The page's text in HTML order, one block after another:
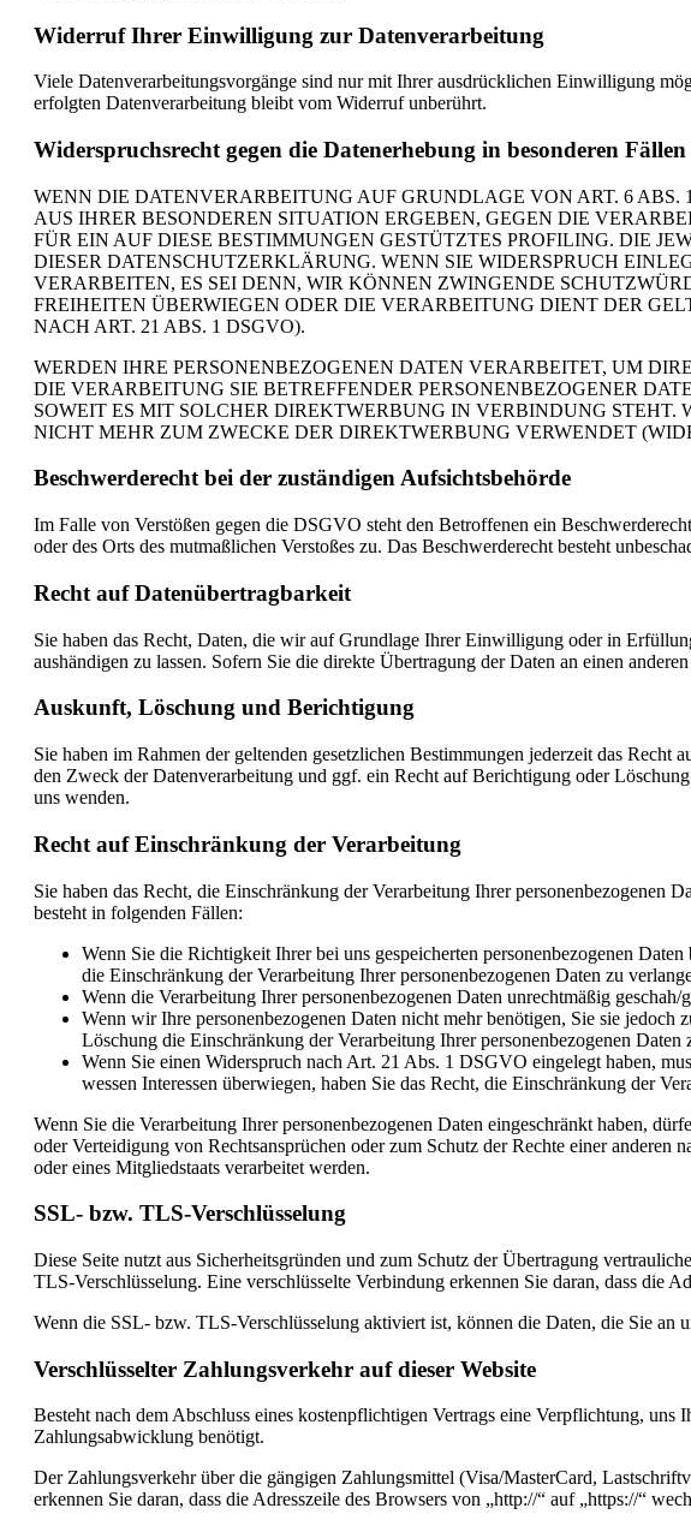
Widerruf Ihrer Einwilligung zur Datenverarbeitung
Viele Datenverarbeitungsvorgänge sind nur mit Ihrer ausdrücklichen Einwilligung
erfolgten Datenverarbeitung bleibt vom Widerruf unberührt.
Widerspruchsrecht gegen die Datenerhebung in besonderen
WENN DIE DATENVERARBEITUNG AUF GRUNDLAGE VON ART. 6 ABS.
AUS IHRER BESONDEREN SITUATION ERGEBEN, GEGEN DIE
FÜR EIN AUF DIESE BESTIMMUNGEN GESTÜTZTES PROFILING. DIE
DIESER DATENSCHUTZERKLÄRUNG. WENN SIE WIDERSPRUCH
VERARBEITEN, ES SEI DENN, WIR KÖNNEN ZWINGENDE
FREIHEITEN ÜBERWIEGEN ODER DIE VERARBEITUNG DIENT DER
NACH ART. 21 ABS. 1 DSGVO).
WERDEN IHRE PERSONENBEZOGENEN DATEN VERARBEITET, UM
DIE VERARBEITUNG SIE BETREFFENDER PERSONENBEZOGENER
SOWEIT ES MIT SOLCHER DIREKTWERBUNG IN VERBINDUNG STEHT.
NICHT MEHR ZUM ZWECKE DER DIREKTWERBUNG VERWENDET
Beschwerderecht bei der zuständigen Aufsichtsbehörde
Im Falle von Verstößen gegen die DSGVO steht den Betroffenen ein
oder des Orts des mutmaßlichen Verstoßes zu. Das Beschwerderecht besteht
Recht auf Datenübertragbarkeit
Sie haben das Recht, Daten, die wir auf Grundlage Ihrer Einwilligung oder in
aushändigen zu lassen. Sofern Sie die direkte Übertragung der Daten an einen
Auskunft, Löschung und Berichtigung
Sie haben im Rahmen der geltenden gesetzlichen Bestimmungen jederzeit das
den Zweck der Datenverarbeitung und ggf. ein Recht auf Berichtigung oder
uns wenden.
Recht auf Einschränkung der Verarbeitung
Sie haben das Recht, die Einschränkung der Verarbeitung Ihrer personenbezogenen
besteht in folgenden Fällen:
Wenn Sie die Richtigkeit Ihrer bei uns gespeicherten personenbezogenen
die Einschränkung der Verarbeitung Ihrer personenbezogenen Daten zu
Wenn die Verarbeitung Ihrer personenbezogenen Daten unrechtmäßig
Wenn wir Ihre personenbezogenen Daten nicht mehr benötigen, Sie sie
Löschung die Einschränkung der Verarbeitung Ihrer personenbezogenen Daten
Wenn Sie einen Widerspruch nach Art. 21 Abs. 1 DSGVO eingelegt haben,
wessen Interessen überwiegen, haben Sie das Recht, die Einschränkung der
Wenn Sie die Verarbeitung Ihrer personenbezogenen Daten eingeschränkt haben,
oder Verteidigung von Rechtsansprüchen oder zum Schutz der Rechte einer
oder eines Mitgliedstaats verarbeitet werden.
SSL- bzw. TLS-Verschlüsselung
Diese Seite nutzt aus Sicherheitsgründen und zum Schutz der Übertragung
TLS-Verschlüsselung. Eine verschlüsselte Verbindung erkennen Sie daran, dass die
Wenn die SSL- bzw. TLS-Verschlüsselung aktiviert ist, können die Daten, die Sie an
Verschlüsselter Zahlungsverkehr auf dieser Website
Besteht nach dem Abschluss eines kostenpflichtigen Vertrags eine Verpflichtung,
Zahlungsabwicklung benötigt.
Der Zahlungsverkehr über die gängigen Zahlungsmittel (Visa/MasterCard,
erkennen Sie daran, dass die Adresszeile des Browsers von „http://“ auf „https://“